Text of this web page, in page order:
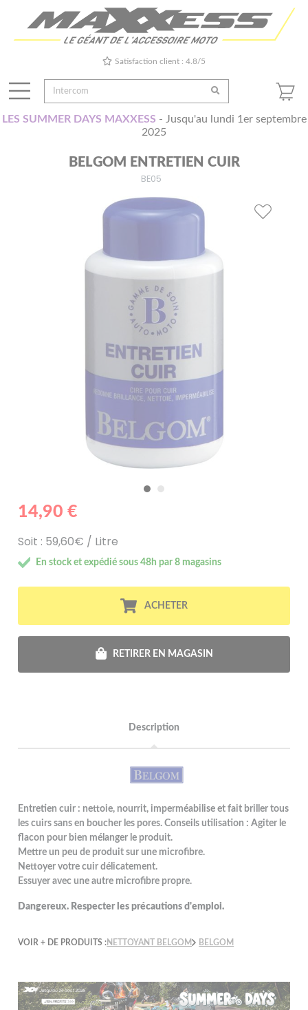
Satisfaction client : 4.8/5
LES SUMMER DAYS MAXXESS - Jusqu'au lundi 1er septembre
2025
BELGOM ENTRETIEN CUIR
BE05
14,90 €
Soit : 59,60€ / Litre
En stock et expédié sous 48h par 8 magasins
ACHETER
RETIRER EN MAGASIN
Description
Entretien cuir : nettoie, nourrit, imperméabilise et fait briller tous
les cuirs sans en boucher les pores. Conseils utilisation : Agiter le
flacon pour bien mélanger le produit.
Mettre un peu de produit sur une microfibre.
Nettoyer votre cuir délicatement.
Essuyer avec une autre microfibre propre.
Dangereux. Respecter les précautions d'emploi.
VOIR + DE PRODUITS :NETTOYANT BELGOM BELGOM